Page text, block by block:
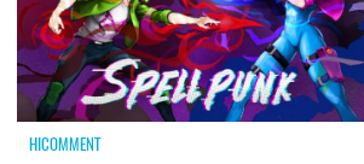
HICOMMENT